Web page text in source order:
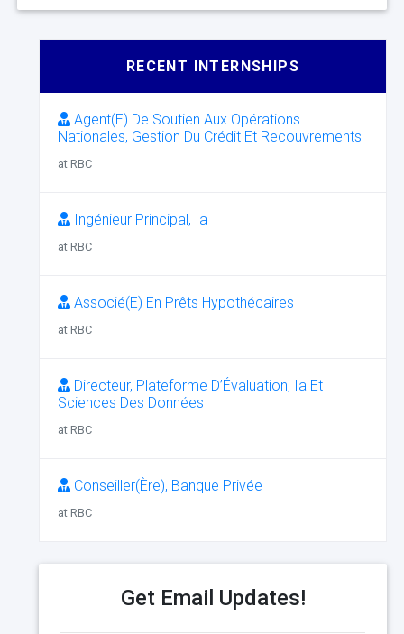
RECENT INTERNSHIPS
Agent(E) De Soutien Aux Opérations
Nationales, Gestion Du Crédit Et Recouvrements
at RBC
Ingénieur Principal, Ia
at RBC
Associé(E) En Prêts Hypothécaires
at RBC
Directeur, Plateforme D’Évaluation, Ia Et
Sciences Des Données
at RBC
Conseiller(Ère), Banque Privée
at RBC
Get Email Updates!